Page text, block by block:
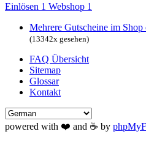
Einlösen 1 Webshop 1
Mehrere Gutscheine im Shop
(13342x gesehen)
FAQ Übersicht
Sitemap
Glossar
Kontakt
powered with ❤️ and ☕️ by